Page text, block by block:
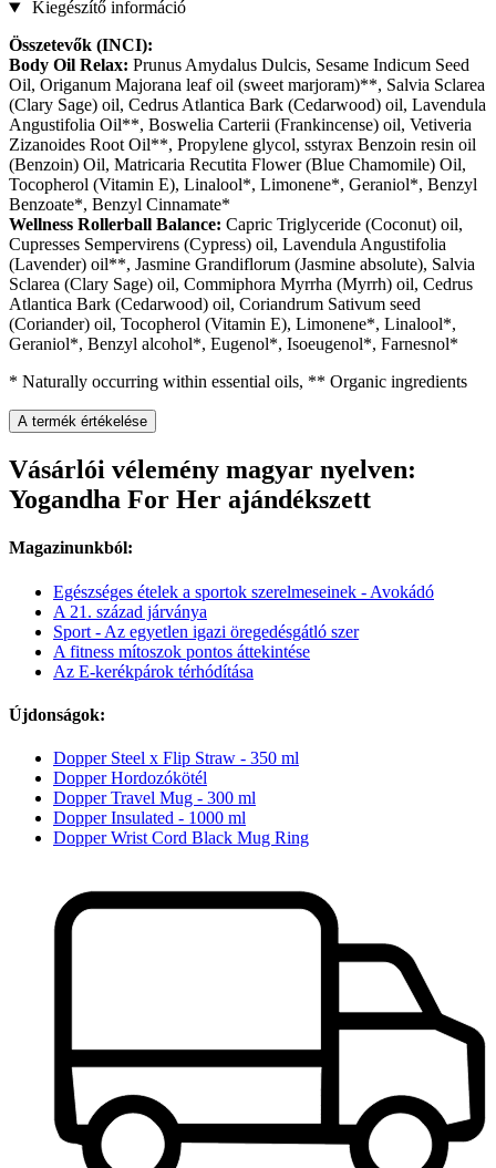
Kiegészítő információ
Összetevők (INCI):
Body Oil Relax: Prunus Amydalus Dulcis, Sesame Indicum Seed
Oil, Origanum Majorana leaf oil (sweet marjoram)**, Salvia Sclarea
(Clary Sage) oil, Cedrus Atlantica Bark (Cedarwood) oil, Lavendula
Angustifolia Oil**, Boswelia Carterii (Frankincense) oil, Vetiveria
Zizanoides Root Oil**, Propylene glycol, sstyrax Benzoin resin oil
(Benzoin) Oil, Matricaria Recutita Flower (Blue Chamomile) Oil,
Tocopherol (Vitamin E), Linalool*, Limonene*, Geraniol*, Benzyl
Benzoate*, Benzyl Cinnamate*
Wellness Rollerball Balance: Capric Triglyceride (Coconut) oil,
Cupresses Sempervirens (Cypress) oil, Lavendula Angustifolia
(Lavender) oil**, Jasmine Grandiflorum (Jasmine absolute), Salvia
Sclarea (Clary Sage) oil, Commiphora Myrrha (Myrrh) oil, Cedrus
Atlantica Bark (Cedarwood) oil, Coriandrum Sativum seed
(Coriander) oil, Tocopherol (Vitamin E), Limonene*, Linalool*,
Geraniol*, Benzyl alcohol*, Eugenol*, Isoeugenol*, Farnesnol*
* Naturally occurring within essential oils, ** Organic ingredients
A termék értékelése
Vásárlói vélemény magyar nyelven:
Yogandha For Her ajándékszett
Magazinunkból:
Egészséges ételek a sportok szerelmeseinek - Avokádó
A 21. század járványa
Sport - Az egyetlen igazi öregedésgátló szer
A fitness mítoszok pontos áttekintése
Az E-kerékpárok térhódítása
Újdonságok:
Dopper Steel x Flip Straw - 350 ml
Dopper Hordozókötél
Dopper Travel Mug - 300 ml
Dopper Insulated - 1000 ml
Dopper Wrist Cord Black Mug Ring